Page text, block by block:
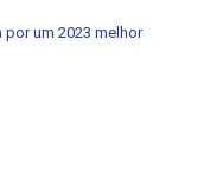
por um 2023 melhor